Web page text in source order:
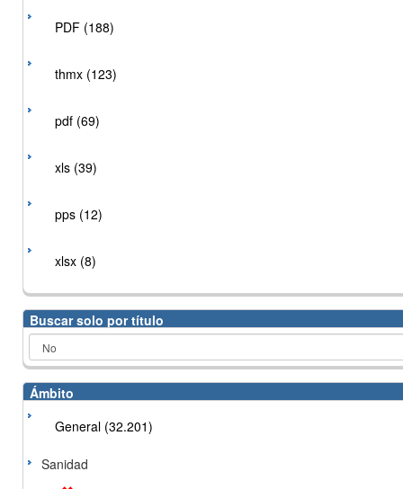
PDF (188)
thmx (123)
pdf (69)
xls (39)
pps (12)
xlsx (8)
Buscar solo por título
Ámbito
General (32.201)
Sanidad